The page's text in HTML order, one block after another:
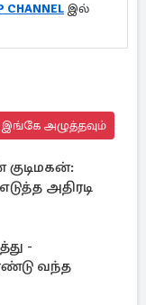
CHANNEL இல்
அழுத்தவும்
அதிரடி
-
வந்த